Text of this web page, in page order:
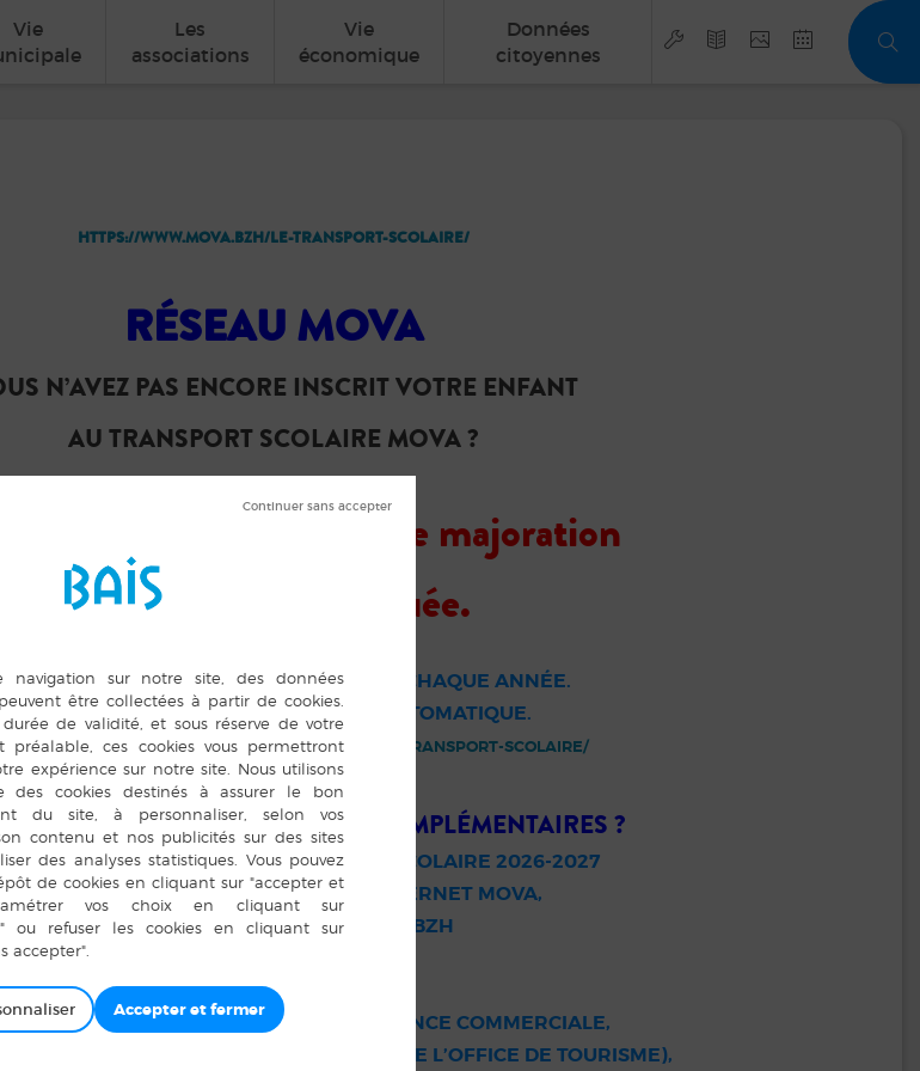
Vie
Les
associations
Vie
économique
Données
citoyennes
HTTPS://WWW.MOVA.BZH/LE-TRANSPORT-SCOLAIRE/
RÉSEAU MOVA
N’AVEZ PAS ENCORE INSCRIT VOTRE ENFANT
AU TRANSPORT SCOLAIRE MOVA ?
le 15 juillet 2026, une majoration
de 40€ sera appliquée.
% DES DÉMARCHES SE FONT EN LIGNE CHAQUE ANNÉE.
IL N’Y A PLUS DE RENOUVELLEMENT AUTOMATIQUE.
VOUS SUR :HTTPS://WWW.MOVA.BZH/LE-TRANSPORT-SCOLAIRE/
D’AIDE OU D’INFORMATIONS COMPLÉMENTAIRES ?
LE RÈGLEMENT DU TRANSPORT SCOLAIRE 2026-2027
LIRE LE MODE D’EMPLOI SUR LE SITE INTERNET MOVA,
OU ÉCRIRE À : CONTACT@MOVA.BZH
MOVA VOUS ACCUEILLE AUSSI À L’AGENCE COMMERCIALE,
DE GAULLE À VITRÉ (AU-DESSUS DE L’OFFICE DE TOURISME),